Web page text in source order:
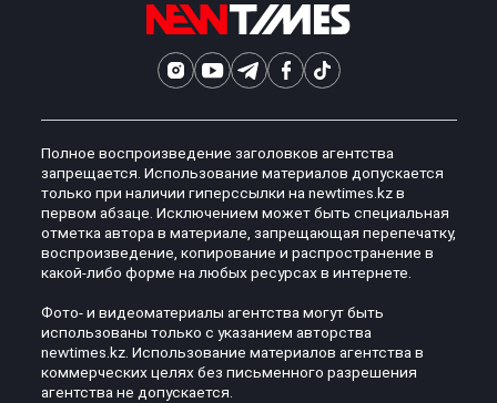
Полное воспроизведение заголовков агентства
запрещается. Использование материалов допускается
только при наличии гиперссылки на newtimes.kz в
первом абзаце. Исключением может быть специальная
отметка автора в материале, запрещающая перепечатку,
воспроизведение, копирование и распространение в
какой-либо форме на любых ресурсах в интернете.
Фото- и видеоматериалы агентства могут быть
использованы только с указанием авторства
newtimes.kz. Использование материалов агентства в
коммерческих целях без письменного разрешения
агентства не допускается.